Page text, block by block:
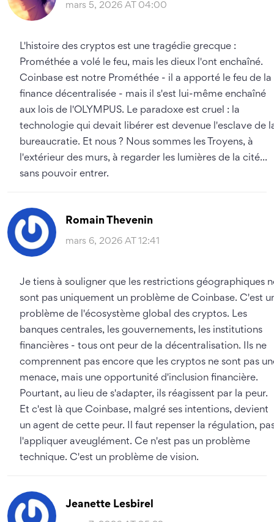
mars 5, 2026 AT 04:00
L'histoire des cryptos est une tragédie grecque :
Prométhée a volé le feu, mais les dieux l'ont enchaîné.
Coinbase est notre Prométhée - il a apporté le feu de la
finance décentralisée - mais il s'est lui-même enchaîné
aux lois de l'OLYMPUS. Le paradoxe est cruel : la
technologie qui devait libérer est devenue l'esclave de
bureaucratie. Et nous ? Nous sommes les Troyens, à
l'extérieur des murs, à regarder les lumières de la cité...
sans pouvoir entrer.
Romain Thevenin
mars 6, 2026 AT 12:41
Je tiens à souligner que les restrictions géographiques
sont pas uniquement un problème de Coinbase. C'est
problème de l'écosystème global des cryptos. Les
banques centrales, les gouvernements, les institutions
financières - tous ont peur de la décentralisation. Ils ne
comprennent pas encore que les cryptos ne sont pas
menace, mais une opportunité d'inclusion financière.
Pourtant, au lieu de s'adapter, ils réagissent par la peur.
Et c'est là que Coinbase, malgré ses intentions, devient
un agent de cette peur. Il faut repenser la régulation,
l'appliquer aveuglément. Ce n'est pas un problème
technique. C'est un problème de vision.
Jeanette Lesbirel